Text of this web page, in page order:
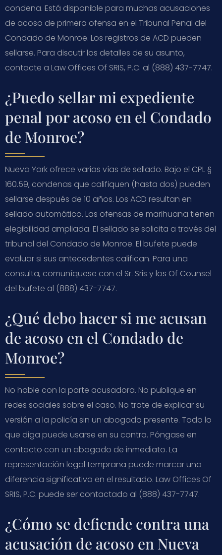
condena. Está disponible para muchas acusaciones
de acoso de primera ofensa en el Tribunal Penal del
Condado de Monroe. Los registros de ACD pueden
sellarse. Para discutir los detalles de su asunto,
contacte a Law Offices Of SRIS, P.C. al (888) 437-7747.
¿Puedo sellar mi expediente
penal por acoso en el Condado
de Monroe?
Nueva York ofrece varias vías de sellado. Bajo el CPL §
160.59, condenas que califiquen (hasta dos) pueden
sellarse después de 10 años. Los ACD resultan en
sellado automático. Las ofensas de marihuana tienen
elegibilidad ampliada. El sellado se solicita a través del
tribunal del Condado de Monroe. El bufete puede
evaluar si sus antecedentes califican. Para una
consulta, comuníquese con el Sr. Sris y los Of Counsel
del bufete al (888) 437-7747.
¿Qué debo hacer si me acusan
de acoso en el Condado de
Monroe?
No hable con la parte acusadora. No publique en
redes sociales sobre el caso. No trate de explicar su
versión a la policía sin un abogado presente. Todo lo
que diga puede usarse en su contra. Póngase en
contacto con un abogado de inmediato. La
representación legal temprana puede marcar una
diferencia significativa en el resultado. Law Offices Of
SRIS, P.C. puede ser contactado al (888) 437-7747.
¿Cómo se defiende contra una
acusación de acoso en Nueva